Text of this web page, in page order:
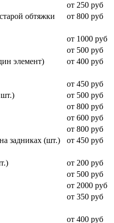
от 250 руб
обтяжки
от 800 руб
от 1000 руб
от 500 руб
элемент)
от 400 руб
от 450 руб
шт.)
от 500 руб
от 800 руб
от 600 руб
от 800 руб
задниках (шт.)
от 450 руб
от 200 руб
от 500 руб
от 2000 руб
от 350 руб
от 400 руб